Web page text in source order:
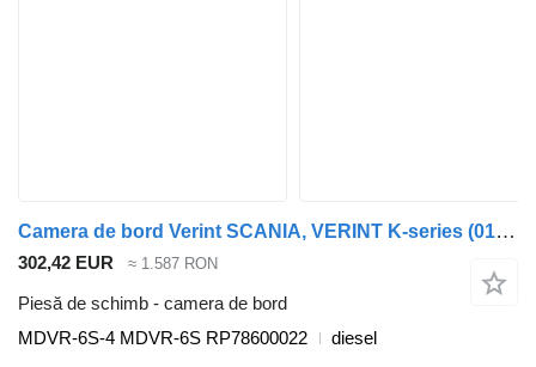
Camera de bord Verint SCANIA, VERINT K-series (01.06-) MDVR-6S-4 pentru autobuz Scania K,N,F-series bus (2006-)
302,42 EUR ≈ 1.587 RON
Piesă de schimb - camera de bord
MDVR-6S-4 MDVR-6S RP78600022
diesel